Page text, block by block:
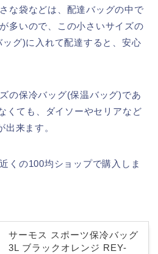
な袋などは、配達バッグの中で
多いので、この小さいサイズの
グ)に入れて配達すると、安心
の保冷バッグ(保温バッグ)であ
くても、ダイソーやセリアなど
来ます。
くの100均ショップで購入しま
サーモス スポーツ保冷バッグ
3L ブラックオレンジ REY-